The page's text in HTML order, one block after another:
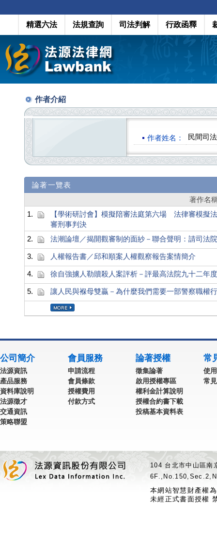
精選六法 法規查詢 司法判解 行政函釋
作者介紹
作者姓名： 民間司
論著一覽表
著作名
1.
【學術研討會】模擬陪審法庭第六場 法律審模擬
審刑事判決
2.
法潮論壇／揭開觀審制的面紗－聯合聲明：請司法
3. 人權報告書／邱和順案人權觀察報告案情簡介
4. 徐自強擄人勒贖殺人案評析－評最高法院九十二年
5. 讓人民與褓母雙贏－為什麼我們需要一部警察職權
公司簡介
法源資訊
產品服務
資料庫說明
法源徵才
交通資訊
策略聯盟
會員服務
申請流程
會員條款
授權費用
付款方式
論著授權
徵集論著
啟用授權專區
權利金計算說明
授權合約書下載
投稿基本資料表
常
使
常
104 台北市中山區
本網站智慧財產權
未經正式書面授權